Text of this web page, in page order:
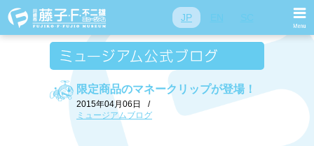
JP
限定商品のマネークリップが登場！
2015年04月06日
/
ミュージアムブログ